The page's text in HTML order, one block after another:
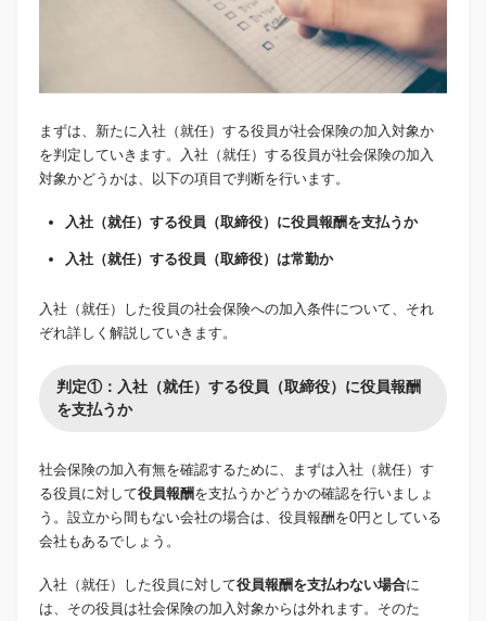
まずは、新たに入社（就任）する役員が社会保険の加入対象か
を判定していきます。入社（就任）する役員が社会保険の加入
対象かどうかは、以下の項目で判断を行います。
入社（就任）する役員（取締役）に役員報酬を支払うか
入社（就任）する役員（取締役）は常勤か
入社（就任）した役員の社会保険への加入条件について、それ
ぞれ詳しく解説していきます。
判定①：入社（就任）する役員（取締役）に役員報酬
を支払うか
社会保険の加入有無を確認するために、まずは入社（就任）す
る役員に対して役員報酬を支払うかどうかの確認を行いましょ
う。設立から間もない会社の場合は、役員報酬を0円としている
会社もあるでしょう。
入社（就任）した役員に対して役員報酬を支払わない場合に
は、その役員は社会保険の加入対象からは外れます。そのた